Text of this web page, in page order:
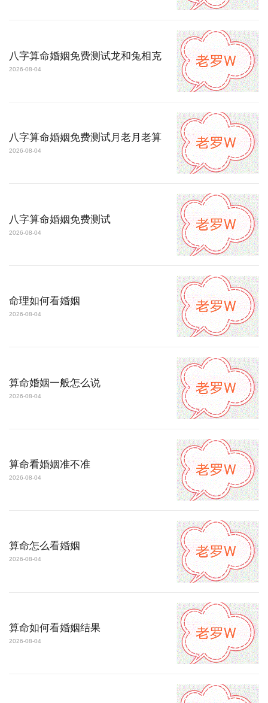
八字算命婚姻免费测试龙和兔相克
2026-08-04
八字算命婚姻免费测试月老月老算
2026-08-04
八字算命婚姻免费测试
2026-08-04
命理如何看婚姻
2026-08-04
算命婚姻一般怎么说
2026-08-04
算命看婚姻准不准
2026-08-04
算命怎么看婚姻
2026-08-04
算命如何看婚姻结果
2026-08-04